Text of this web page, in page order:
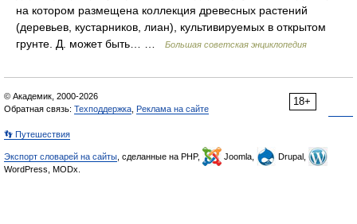
на котором размещена коллекция древесных растений
(деревьев, кустарников, лиан), культивируемых в открытом
грунте. Д. может быть… …
Большая советская энциклопедия
18+
© Академик, 2000-2026
Обратная связь: Техподдержка Реклама на сайте
👣 Путешествия
Экспорт словарей на сайты , сделанные на PHP, Joomla,
Drupal,
WordPress, MODx.